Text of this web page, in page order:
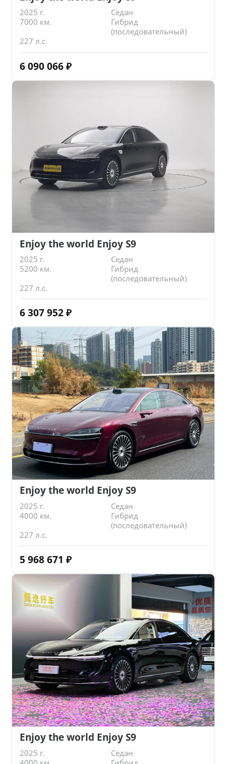
2025 г.
Седан
7000 км.
Гибрид
(последовательный)
227 л.с.
6 090 066 ₽
Enjoy the world Enjoy S9
2025 г.
Седан
5200 км.
Гибрид
(последовательный)
227 л.с.
6 307 952 ₽
Enjoy the world Enjoy S9
2025 г.
Седан
4000 км.
Гибрид
(последовательный)
227 л.с.
5 968 671 ₽
Enjoy the world Enjoy S9
2025 г.
Седан